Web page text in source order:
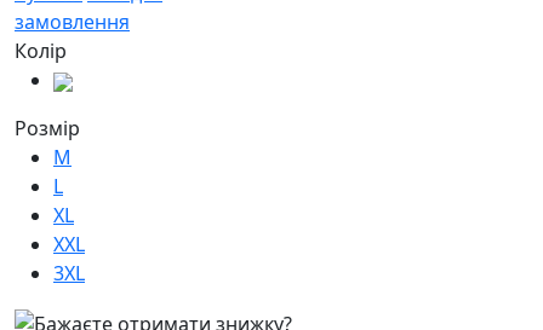
замовлення
Колір
Розмір
M
L
XL
XXL
3XL